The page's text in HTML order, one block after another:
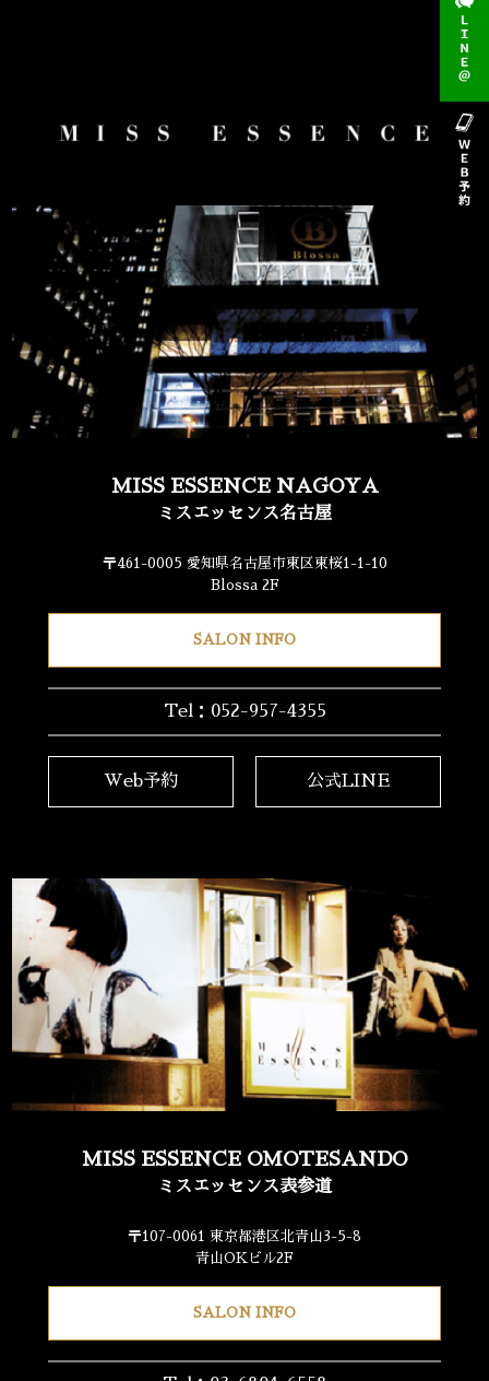
MISS ESSENCE NAGOYA
ミスエッセンス名古屋
〒461-0005 愛知県名古屋市東区東桜1-1-10
Blossa 2F
SALON INFO
Tel：052-957-4355
Web予約 公式LINE
MISS ESSENCE OMOTESANDO
ミスエッセンス表参道
〒107-0061 東京都港区北青山3-5-8
青山OKビル2F
SALON INFO